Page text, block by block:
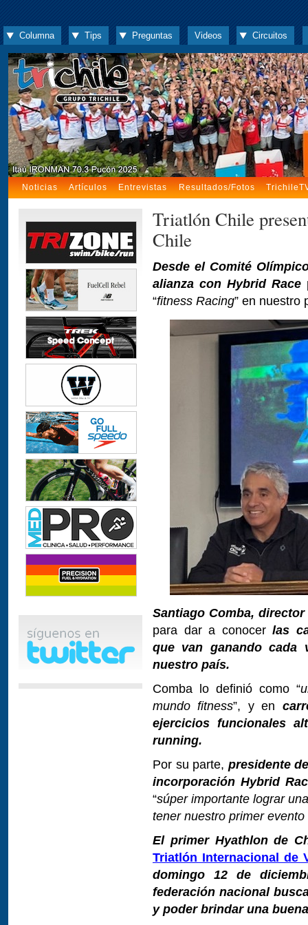
Columna Tips Preguntas Videos Circuitos
Noticias Artículos Entrevistas Resultados/Fotos
Triatlón Chile
Chile
Desde el Comité
alianza con Hybrid Race
“fitness Racing” en nuestro
Santiago Comba,
para dar a conocer las
que van ganando cada
nuestro país.
Comba lo definió como “
mundo fitness”, y en
ejercicios funcionales
running.
Por su parte, presidente
incorporación Hybrid
“súper importante lograr
tener nuestro primer
El primer Hyathlon de
Triatlón Internacional de
domingo 12 de
federación nacional
y poder brindar una